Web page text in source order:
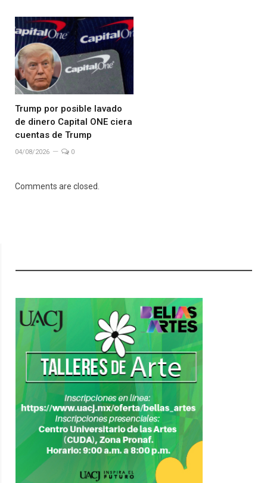
Trump por posible lavado
de dinero Capital ONE ciera
cuentas de Trump
04/08/2026 0
Comments are closed.